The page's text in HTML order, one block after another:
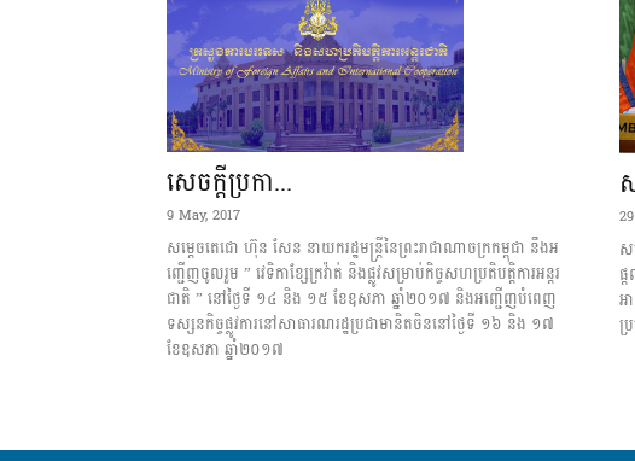
សេចក្តីប្រកា...
9 May, 2017
ស​ម្តេច​​តេ​​ជោ​​ ហ៊ុន​​ សែន ​​នា​​យក​​រដ្ឋ​​មន្រ្តី​​នៃ​​ព្រះ​​រា​​ជា​​ណា​​ចក្រ​​ក​ម្ពុ​ជា​​ នឹ​ង​​អ​
ញ្ជើញ​ចូល​​រួម​​ ” វេ​​ទិ​​កា​​ខ្សែ​​ក្រ​​វ៉ាត់​​ និង​​ផ្លូវ​​សម្រាប់​​កិច្ច​​ស​ហ​​ប្រ​​តិ​​បត្តិ​​កា​រ​​អ​​ន្ត​​រ​​​
ជាតិ​ ” ​នៅ​​ថ្ងៃ​​ទី​ ​១​៤​ ​និង​​ ១​៥​​ ខែ​​ឧ​​ស​​ភា​​ ឆ្នាំ​​២០​​១៧​​ និង​​អ​​ញ្ជើញ​​បំ​​ពេញ​​
ទ​ស្ស​​ន​​កិច្ច​​ផ្លូវ​​ការ​​នៅ​​សា​​ធា​​រ​​ណ​​រដ្ឋ​​ប្រ​​ជា​​មា​​និត​​ចិន​​នៅ​​ថ្ងៃ​​ទី​​ ១៦​​ និង​ ​១៧ ​​
ខែ​​ឧស​​ភា​​ ឆ្នាំ​​២០​​១៧​​
ស
ផ្
អ
ប្